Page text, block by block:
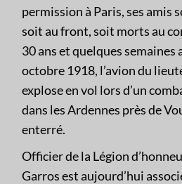
permission à Paris, ses amis
soit au front, soit morts au
30 ans et quelques semaines
octobre 1918, l’avion du
explose en vol lors d’un
dans les Ardennes près de
enterré.
Officier de la Légion
Garros est aujourd’hui